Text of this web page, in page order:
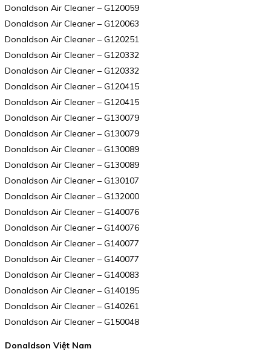
Donaldson Air Cleaner – G120059
Donaldson Air Cleaner – G120063
Donaldson Air Cleaner – G120251
Donaldson Air Cleaner – G120332
Donaldson Air Cleaner – G120332
Donaldson Air Cleaner – G120415
Donaldson Air Cleaner – G120415
Donaldson Air Cleaner – G130079
Donaldson Air Cleaner – G130079
Donaldson Air Cleaner – G130089
Donaldson Air Cleaner – G130089
Donaldson Air Cleaner – G130107
Donaldson Air Cleaner – G132000
Donaldson Air Cleaner – G140076
Donaldson Air Cleaner – G140076
Donaldson Air Cleaner – G140077
Donaldson Air Cleaner – G140077
Donaldson Air Cleaner – G140083
Donaldson Air Cleaner – G140195
Donaldson Air Cleaner – G140261
Donaldson Air Cleaner – G150048
Donaldson Việt Nam